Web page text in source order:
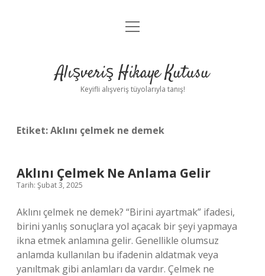
Anasayfa
Yasal Uyarı
menüyü
Alışveriş Hikaye Kutusu
Keyifli alışveriş tüyolarıyla tanış!
Etiket:Aklını çelmek ne demek
Aklını Çelmek Ne Anlama Gelir
Tarih: Şubat 3, 2025
Aklını çelmek ne demek? “Birini ayartmak” ifadesi,
birini yanlış sonuçlara yol açacak bir şeyi yapmaya
ikna etmek anlamına gelir. Genellikle olumsuz
anlamda kullanılan bu ifadenin aldatmak veya
yanıltmak gibi anlamları da vardır. Çelmek ne